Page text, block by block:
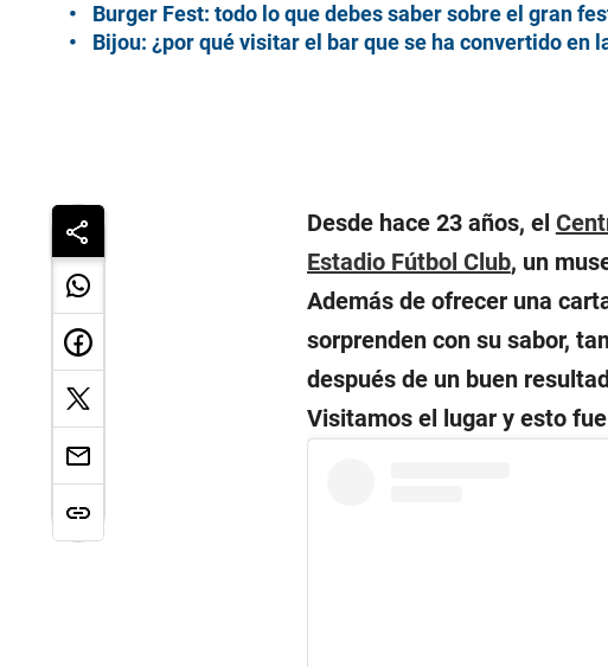
Burger Fest: todo lo que debes saber sobre el gran
Bijou: ¿por qué visitar el bar que se ha convertido en
Desde hace 23 años, el
Estadio Fútbol Club, un
Además de ofrecer una
sorprenden con su sabor,
después de un buen
Visitamos el lugar y esto